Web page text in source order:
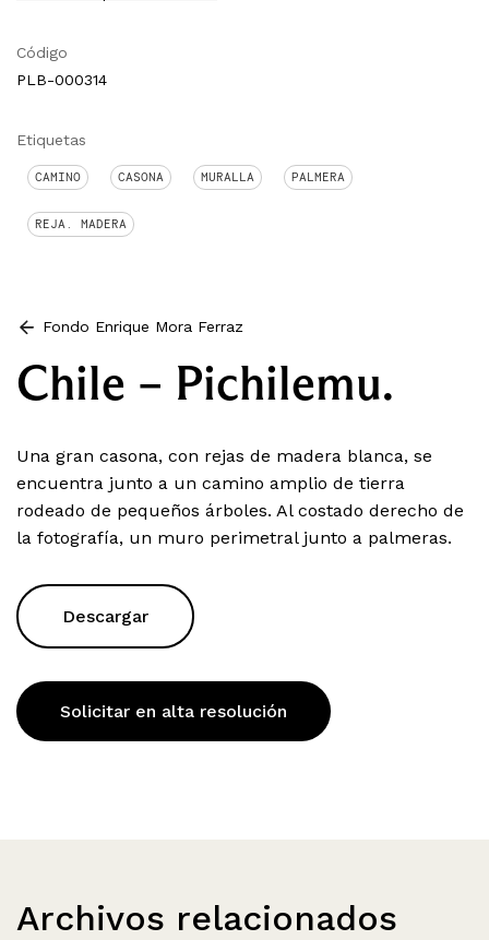
Código
PLB-000314
Etiquetas
CAMINO CASONA MURALLA PALMERA
REJA. MADERA
Fondo Enrique Mora Ferraz
Chile – Pichilemu.
Una gran casona, con rejas de madera blanca, se
encuentra junto a un camino amplio de tierra
rodeado de pequeños árboles. Al costado derecho de
la fotografía, un muro perimetral junto a palmeras.
Descargar
Solicitar en alta resolución
Archivos relacionados